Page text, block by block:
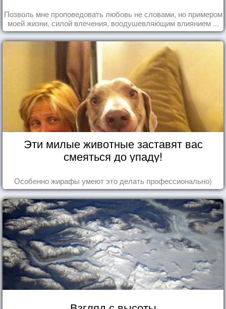
Позволь мне проповедовать любовь не словами, но примером
моей жизни, силой влечения, воодушевляющим влиянием ...
Эти милые животные заставят вас
смеяться до упаду!
Особенно жирафы умеют это делать профессионально)